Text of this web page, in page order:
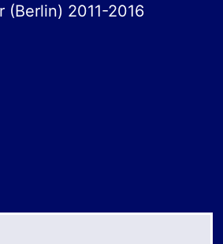
(Berlin) 2011-2016